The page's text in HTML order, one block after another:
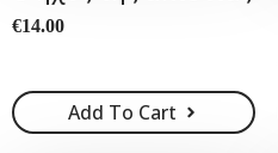
€14.00
Add To Cart